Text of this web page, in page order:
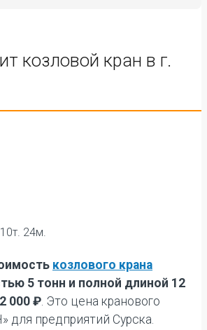
козловой кран в г.
24м.
козлового крана
5 тонн и полной длиной 12
000 ₽. Это цена кранового
для предприятий Сурска.